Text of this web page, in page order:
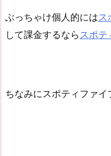
ぶっちゃけ個人的にはス
して課金するなら スポテ
ちなみにスポティファイ